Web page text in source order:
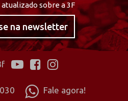
sobre a 3F
na newsletter
Fale agora!